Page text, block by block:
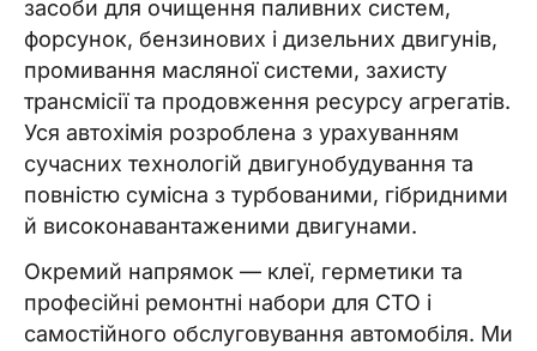
засоби для очищення паливних систем,
форсунок, бензинових і дизельних двигунів,
промивання масляної системи, захисту
трансмісії та продовження ресурсу агрегатів.
Уся автохімія розроблена з урахуванням
сучасних технологій двигунобудування та
повністю сумісна з турбованими, гібридними
й високонавантаженими двигунами.
Окремий напрямок — клеї, герметики та
професійні ремонтні набори для СТО і
самостійного обслуговування автомобіля. Ми